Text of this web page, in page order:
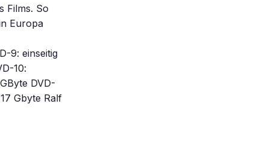
Films. So
Europa
9: einseitig
10:
DVD-
Gbyte Ralf